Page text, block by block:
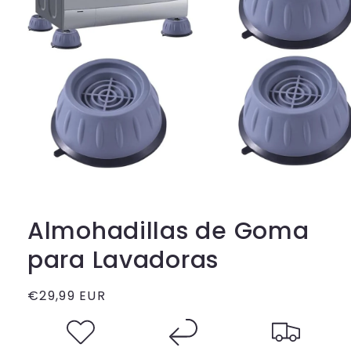
Almohadillas de Goma
para Lavadoras
Precio
€29,99 EUR